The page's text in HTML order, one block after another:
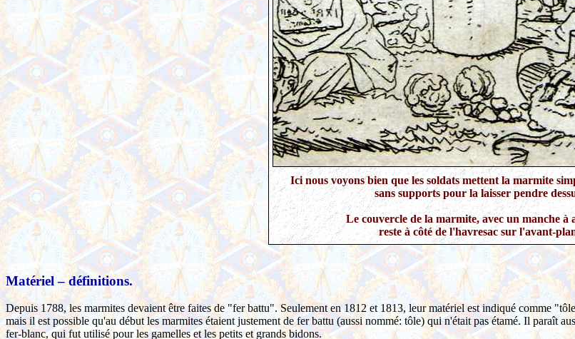
Ici nous voyons bien que les soldats mettent la marmite
sans supports pour la laisser pendre
Le couvercle de la marmite, avec un manche à
reste à côté de l'havresac sur l'avant-
Matériel – définitions.
Depuis 1788, les marmites devaient être faites de "fer battu". Seulement en 1812 et 1813, leur matériel est indiqué comme
mais il est possible qu'au début les marmites étaient justement de fer battu (aussi nommé: tôle) qui n'était pas étamé. Il paraît
fer-blanc, qui fut utilisé pour les gamelles et les petits et grands bidons.